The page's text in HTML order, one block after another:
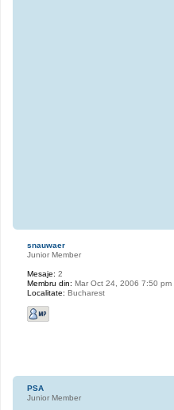
snauwaer
Junior Member
Mesaje: 2
Membru din: Mar Oct 24, 2006 7:50 pm
Localitate: Bucharest
PSA
Junior Member